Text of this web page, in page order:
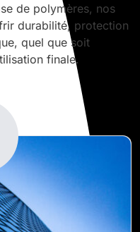
de polymères, nos
durabilité, protection
quel que soit
finale.